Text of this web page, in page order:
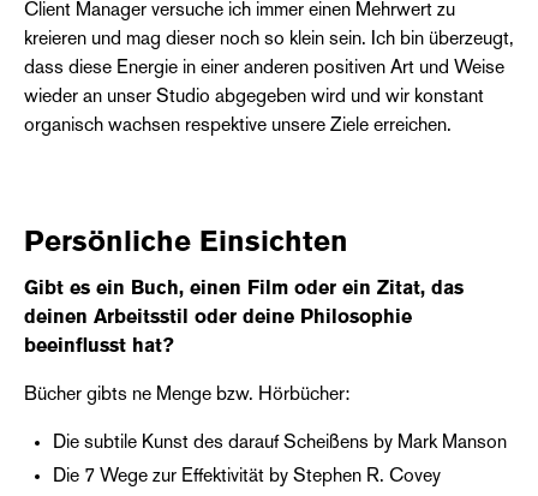
Client Manager versuche ich immer einen Mehrwert zu
kreieren und mag dieser noch so klein sein. Ich bin überzeugt,
dass diese Energie in einer anderen positiven Art und Weise
wieder an unser Studio abgegeben wird und wir konstant
organisch wachsen respektive unsere Ziele erreichen.
Persönliche Einsichten
Gibt es ein Buch, einen Film oder ein Zitat, das
deinen Arbeitsstil oder deine Philosophie
beeinflusst hat?
Bücher gibts ne Menge bzw. Hörbücher:
Die subtile Kunst des darauf Scheißens by Mark Manson
Die 7 Wege zur Effektivität by Stephen R. Covey